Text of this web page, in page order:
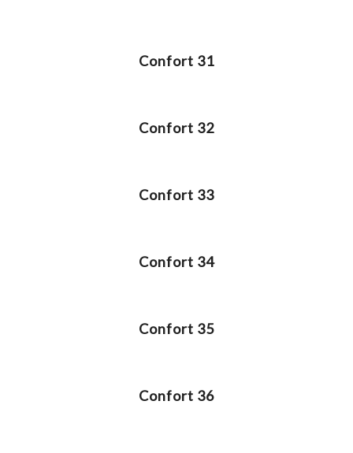
Confort 31
Confort 32
Confort 33
Confort 34
Confort 35
Confort 36